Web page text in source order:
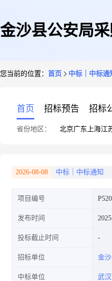
金沙县公安局
您当前的位置： 首页 中标｜中标通
首页 招标预告 招标
省份地区： 北京广东 上海江
2026-08-08 中标｜中标通知
项目编号
发布时间
投标截止时间
招标单位 金
中标单位 武